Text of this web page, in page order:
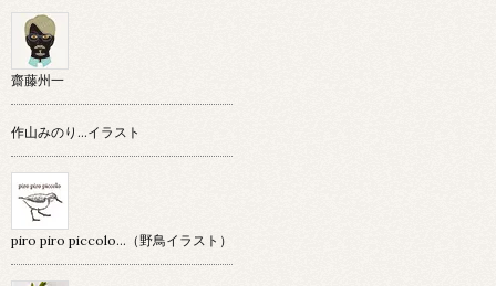
齋藤州一
作山みのり…イラスト
piro piro piccolo…（野鳥イラスト）